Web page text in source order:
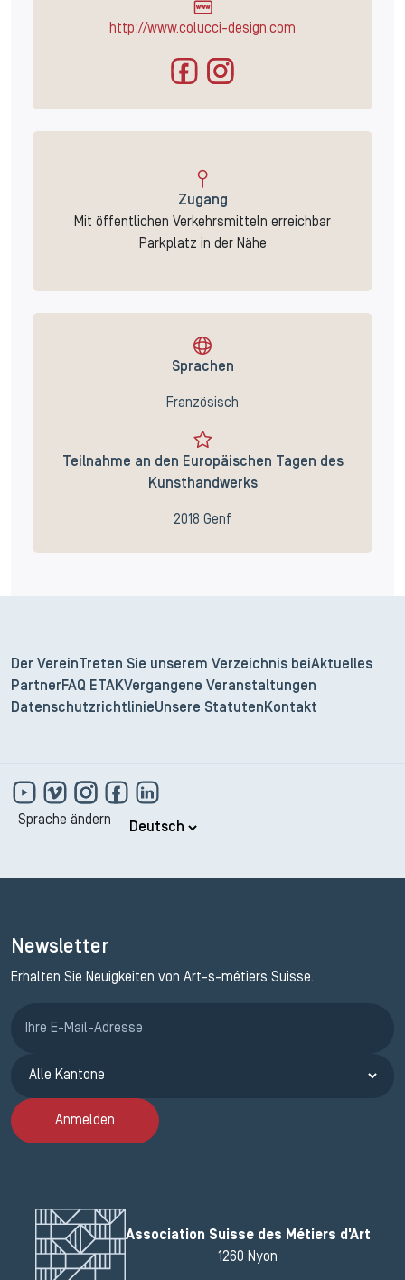
http://www.colucci-design.com
Zugang
Mit öffentlichen Verkehrsmitteln erreichbar
Parkplatz in der Nähe
Sprachen
Französisch
Teilnahme an den Europäischen Tagen des
Kunsthandwerks
2018 Genf
Der Verein Treten Sie unserem Verzeichnis bei Aktuelles
Partner FAQ ETAKVergangene Veranstaltungen
DatenschutzrichtlinieUnsere Statuten Kontakt
Sprache ändern
Newsletter
Erhalten Sie Neuigkeiten von Art-s-métiers Suisse.
Anmelden
Association Suisse des Métiers d'Art
1260 Nyon